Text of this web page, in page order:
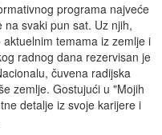
programa najveće
svaki pun sat. Uz njih,
temama iz zemlje i
radnog dana rezervisan je
čuvena radijska
zemlje. Gostujući u "Mojih
detalje iz svoje karijere i